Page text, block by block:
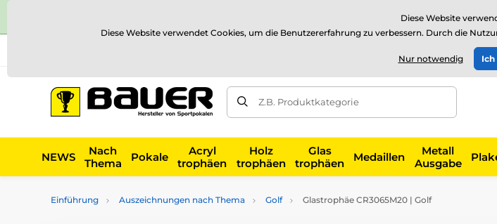
⭐Siehe 504 verifizierte
Z.B. Produktkategorie
NEWS
Nach
Thema
Pokale
Acryl
trophäen
Holz
trophäen
Glas
trophäen
Medaillen
Metall
Ausgabe
Einführung Auszeichnungen nach Thema Golf Glastrophäe CR3065M20 | Golf
Diese Website
Diese Website verwendet Cookies, um die Benutzererfahrung zu verbessern. Durch die
Nur notwendig